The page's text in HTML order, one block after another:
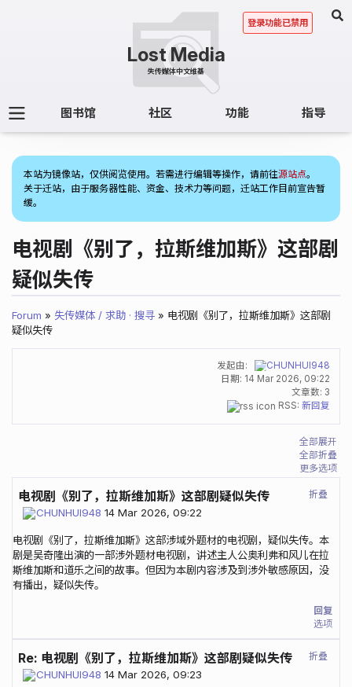
图书馆 社区 功能 指导
登录功能已禁用
本站为镜像站，仅供阅览使用。若需进行编辑等操作，请前往源站点。
关于迁站，由于服务器性能、资金、技术力等问题，迁站工作目前宣告暂
缓。
电视剧《别了，拉斯维加斯》这部剧
疑似失传
Forum » 失传媒体 / 求助 · 搜寻 » 电视剧《别了，拉斯维加斯》这部剧
疑似失传
发起由:
CHUNHUI948
日期: 14 Mar 2026, 09:22
文章数: 3
RSS: 新回复
全部展开
全部折叠
更多选项
折叠
电视剧《别了，拉斯维加斯》这部剧疑似失传
CHUNHUI948 14 Mar 2026, 09:22
电视剧《别了，拉斯维加斯》这部涉域外题材的电视剧，疑似失传。本
剧是吴奇隆出演的一部涉外题材电视剧，讲述主人公奥利弗和风儿在拉
斯维加斯和道乐之间的故事。但因为本剧内容涉及到涉外敏感原因，没
有播出，疑似失传。
回复
选项
折叠
Re: 电视剧《别了，拉斯维加斯》这部剧疑似失传
CHUNHUI948 14 Mar 2026, 09:23